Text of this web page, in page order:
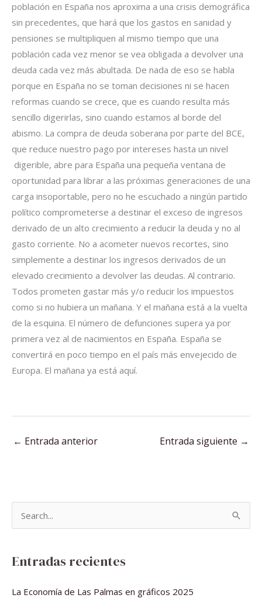
población en España nos aproxima a una crisis demográfica
sin precedentes, que hará que los gastos en sanidad y
pensiones se multipliquen al mismo tiempo que una
población cada vez menor se vea obligada a devolver una
deuda cada vez más abultada. De nada de eso se habla
porque en España no se toman decisiones ni se hacen
reformas cuando se crece, que es cuando resulta más
sencillo digerirlas, sino cuando estamos al borde del
abismo. La compra de deuda soberana por parte del BCE,
que reduce nuestro pago por intereses hasta un nivel
digerible, abre para España una pequeña ventana de
oportunidad para librar a las próximas generaciones de una
carga insoportable, pero no he escuchado a ningún partido
político comprometerse a destinar el exceso de ingresos
derivado de un alto crecimiento a reducir la deuda y no al
gasto corriente. No a acometer nuevos recortes, sino
simplemente a destinar los ingresos derivados de un
elevado crecimiento a devolver las deudas. Al contrario.
Todos prometen gastar más y/o reducir los impuestos
como si no hubiera un mañana. Y el mañana está a la vuelta
de la esquina. El número de defunciones supera ya por
primera vez al de nacimientos en España. España se
convertirá en poco tiempo en el país más envejecido de
Europa. El mañana ya está aquí.
← Entrada anterior Entrada siguiente →
a
Entradas recientes
La Economía de Las Palmas en gráficos 2025